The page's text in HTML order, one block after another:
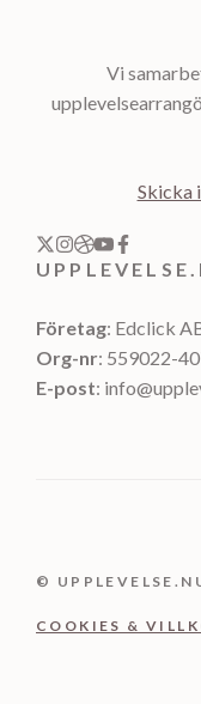
Vi
Skicka
Företag: Edclick
Org-nr: 559022-
E-post:
©
COOKIES &